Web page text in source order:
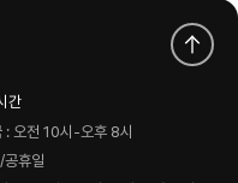
간
: 오전 10시-오후 8시
휴일